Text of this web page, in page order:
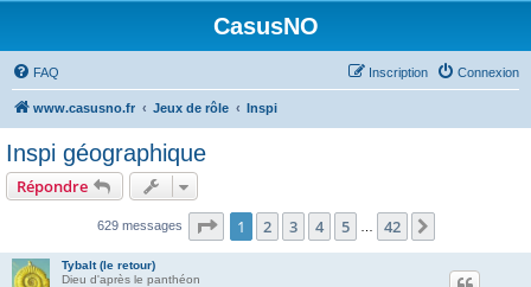
CasusNO
FAQ Connexion
Inscription
www.casusno.fr Jeux de rôle Inspi
Inspi géographique
Répondre
629 messages Page 1sur42
1 2 3 4 5 42
Tybalt (le retour)
Dieu d'après le panthéon